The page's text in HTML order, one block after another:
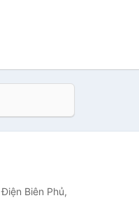
Điện Biên Phủ,